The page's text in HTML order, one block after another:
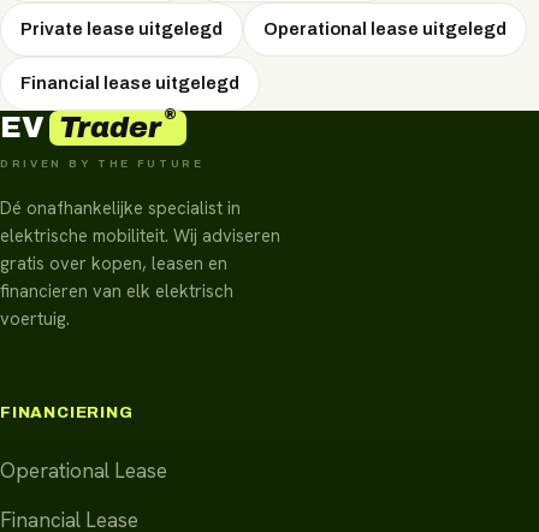
Private lease uitgelegd Operational lease uitgelegd
Financial lease uitgelegd
EV Trader®
DRIVEN BY THE FUTURE
Dé onafhankelijke specialist in
elektrische mobiliteit. Wij adviseren
gratis over kopen, leasen en
financieren van elk elektrisch
voertuig.
FINANCIERING
Operational Lease
Financial Lease